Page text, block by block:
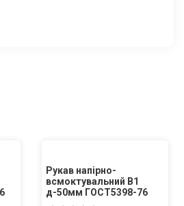
Рукав напірно-
всмоктувальний В1
д-50мм ГОСТ5398-76